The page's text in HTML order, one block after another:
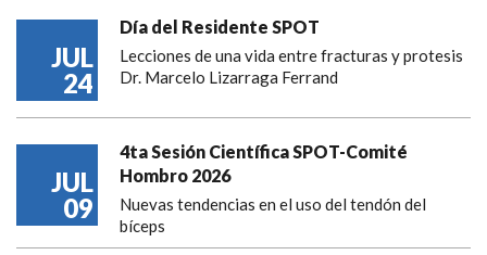
JUL
24
Día del Residente SPOT
Lecciones de una vida entre fracturas y protesis
Dr. Marcelo Lizarraga Ferrand
JUL
09
4ta Sesión Científica SPOT-Comité
Hombro 2026
Nuevas tendencias en el uso del tendón del
bíceps